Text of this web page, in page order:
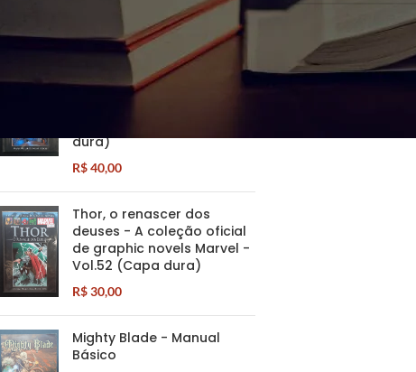
PRODUTOS BEM AVALIADOS
Os Supremos, segurança
nacional - A coleção
dura)
R$40,00
Thor, o renascer dos
deuses - A coleção oficial
de graphic novels Marvel -
Vol.52 (Capa dura)
R$30,00
Mighty Blade - Manual
Básico